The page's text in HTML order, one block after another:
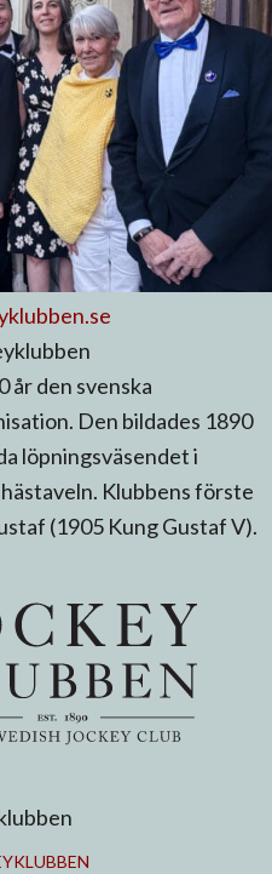
år den svenska
Den bildades 1890
löpningsväsendet i
Klubbens förste
(1905 Kung Gustaf V).